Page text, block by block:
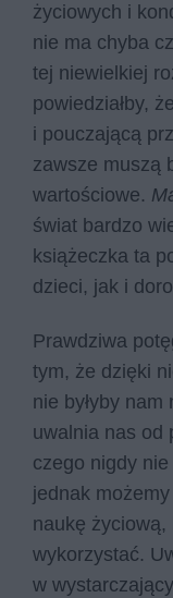
życiowych i
nie ma chyba
tej niewielkiej
powiedziałby,
i pouczającą
zawsze muszą
wartościowe.
świat bardzo
książeczka ta
dzieci, jak i
Prawdziwa
tym, że dzięki
nie byłyby
uwalnia nas od
czego nigdy
jednak
naukę
wykorzystać.
w